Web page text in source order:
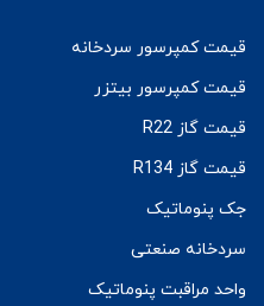
قیمت کمپرسور سردخانه
قیمت کمپرسور بیتزر
قیمت گاز R22
قیمت گاز R134
جک پنوماتیک
سردخانه صنعتی
واحد مراقبت پنوماتیک